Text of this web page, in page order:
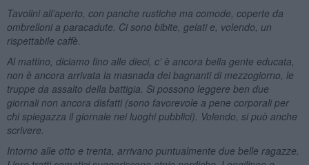
Tavolini all’aperto, con panche rustiche ma comode, coperte da
ombrelloni a paracadute. Ci sono bibite, gelati e, volendo, un
rispettabile caffè.
Al mattino, diciamo fino alle dieci, c’ è ancora bella gente educata,
non è ancora arrivata la masnada dei bagnanti di mezzogiorno, le
truppe da assalto della battigia. Si possono leggere ben due
giornali non ancora disfatti (sono favorevole a pene corporali per
chi spiegazza il giornale nei luoghi pubblici). Volendo, si può anche
scrivere.
Intorno alle otto e trenta, arrivano puntualmente due belle ragazze.